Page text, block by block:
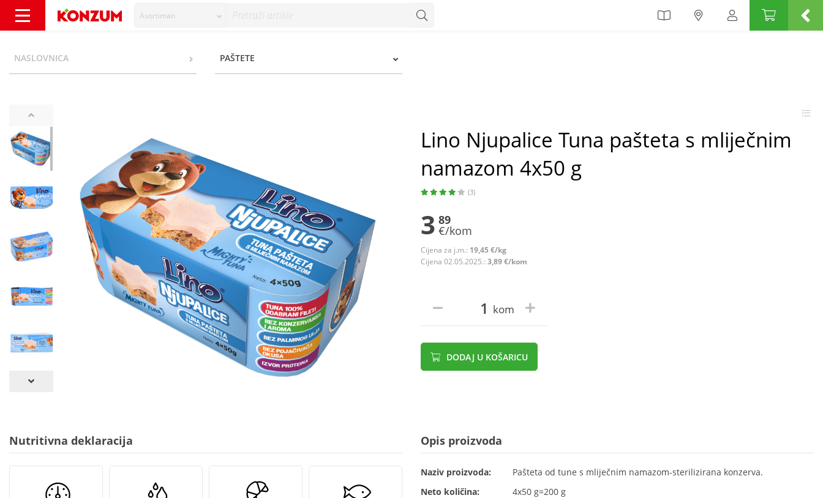
Asortiman
NASLOVNICA PAŠTETE
Lino Njupalice Tuna pašteta s mliječnim
namazom 4x50 g
(3)
3 89
€/kom
Cijena za j.m.: 19,45 €/kg
Cijena 02.05.2025.: 3,89 €/kom
kom
DODAJ U KOŠARICU
Nutritivna deklaracija Opis proizvoda
Naziv proizvoda:
Pašteta od tune s mliječnim namazom-sterilizirana konzerva.
Neto količina:
4x50 g=200 g